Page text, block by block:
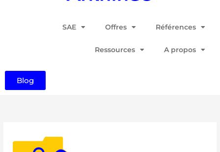
SAE Offres Références
Ressources A propos
Blog